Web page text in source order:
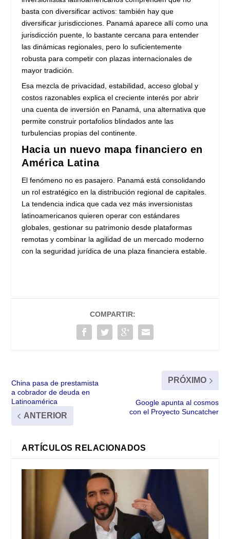
basta con diversificar activos: también hay que
diversificar jurisdicciones. Panamá aparece allí como una
jurisdicción puente, lo bastante cercana para entender
las dinámicas regionales, pero lo suficientemente
robusta para competir con plazas internacionales de
mayor tradición.
Esa mezcla de privacidad, estabilidad, acceso global y
costos razonables explica el creciente interés por abrir
una cuenta de inversión en Panamá, una alternativa que
permite construir portafolios blindados ante las
turbulencias propias del continente.
Hacia un nuevo mapa financiero en
América Latina
El fenómeno no es pasajero. Panamá está consolidando
un rol estratégico en la distribución regional de capitales.
La tendencia indica que cada vez más inversionistas
latinoamericanos quieren operar con estándares
globales, gestionar su patrimonio desde plataformas
remotas y combinar la agilidad de un mercado moderno
con la seguridad jurídica de una plaza financiera estable.
COMPARTIR:
China pasa de prestamista
a cobrador de deuda en
Latinoamérica
ANTERIOR
PRÓXIMO
Google apunta al cosmos
con el Proyecto Suncatcher
ARTÍCULOS RELACIONADOS